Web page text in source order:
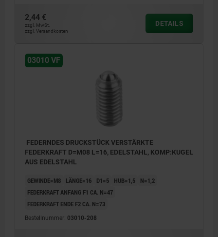
2,44 €
zzgl. MwSt.
zzgl. Versandkosten
DETAILS
03010 VF
FEDERNDES DRUCKSTÜCK VERSTÄRKTE
FEDERKRAFT D=M08 L=16, EDELSTAHL, KOMP:KUGEL
AUS EDELSTAHL
GEWINDE=M8 LÄNGE=16 D1=5 HUB=1,5
N=1,2
FEDERKRAFT ANFANG F1 CA. N=47
FEDERKRAFT ENDE F2 CA. N=73
Bestellnummer: 03010-208